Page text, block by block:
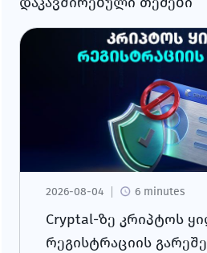
2026-08-04 6 minutes
Cryptal-ზე კრიპტოს
რეგისტრაციის